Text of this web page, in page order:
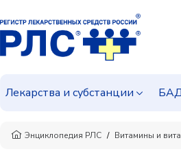
Лекарства и субстанции
Энциклопедия РЛС Витамины и